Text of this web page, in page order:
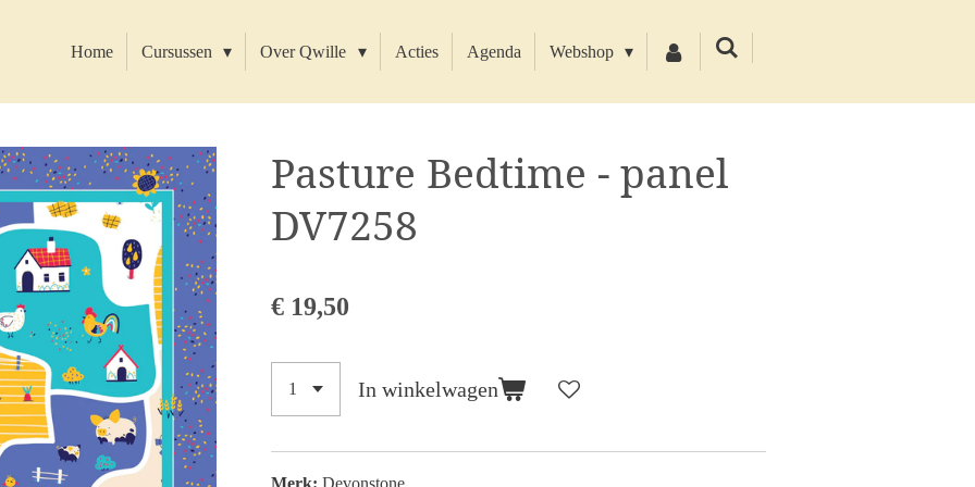
Home Cursussen Over Qwille Acties Agenda Webshop
Pasture Bedtime - panel
DV7258
€ 19,50
In winkelwagen
Merk: Devonstone